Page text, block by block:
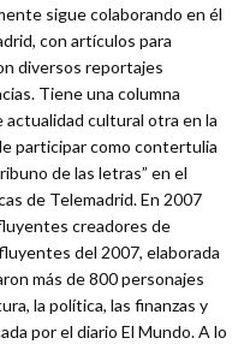
sigue colaborando en él
con artículos para
diversos reportajes
Tiene una columna
actualidad cultural otra en la
participar como contertulia
de las letras” en el
de Telemadrid. En 2007
creadores de
del 2007, elaborada
más de 800 personajes
la política, las finanzas y
por el diario El Mundo. A lo